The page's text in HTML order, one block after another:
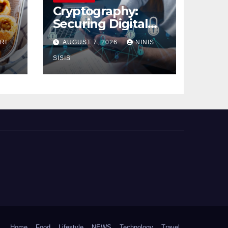
Cryptography:
Securing Digital
Communication
AUGUST 7, 2026 NINIS
SISIS